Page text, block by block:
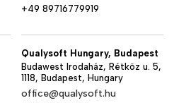
+49 89716779919
Qualysoft Hungary, Budapest
Budawest Irodaház, Rétköz u. 5,
1118, Budapest, Hungary
office@qualysoft.hu